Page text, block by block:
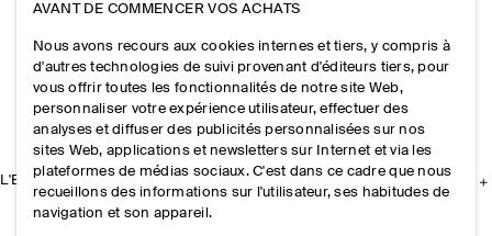
L'ENTREPRISE
AVANT DE COMMENCER VOS ACHATS
Nous avons recours aux cookies internes et tiers, y compris à
d'autres technologies de suivi provenant d'éditeurs tiers, pour
vous offrir toutes les fonctionnalités de notre site Web,
personnaliser votre expérience utilisateur, effectuer des
analyses et diffuser des publicités personnalisées sur nos
sites Web, applications et newsletters sur Internet et via les
plateformes de médias sociaux. C'est dans ce cadre que nous
recueillons des informations sur l'utilisateur, ses habitudes de
navigation et son appareil.